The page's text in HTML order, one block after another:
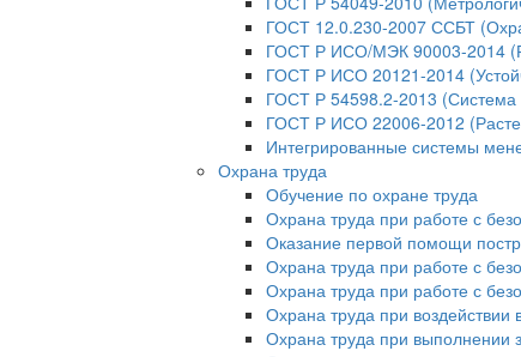
ГОСТ 12.0.230-2007 ССБТ
ГОСТ Р ИСО/МЭК 90003-2014
ГОСТ Р ИСО 20121-2014
ГОСТ Р 54598.2-2013 (Система
ГОСТ Р ИСО 22006-2012
Интегрированные системы
Охрана труда
Обучение по охране труда
Охрана труда при работе с
Оказание первой помощи
Охрана труда при работе с
Охрана труда при работе с
Охрана труда при
Охрана труда при выполнении